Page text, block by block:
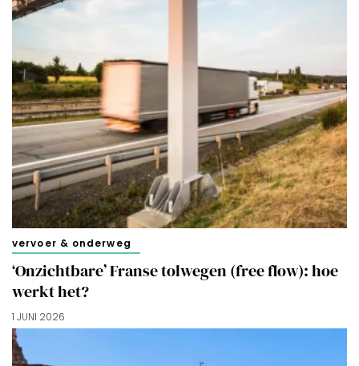
vervoer & onderweg
‘Onzichtbare’ Franse tolwegen (free flow): hoe
werkt het?
1 JUNI 2026